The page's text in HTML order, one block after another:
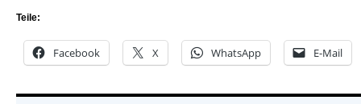
Teile:
Facebook X WhatsApp E-Mail